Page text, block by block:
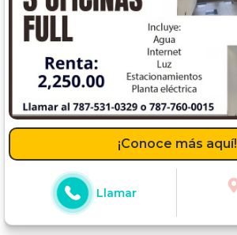
¡Conoce más aquí!
Llamar